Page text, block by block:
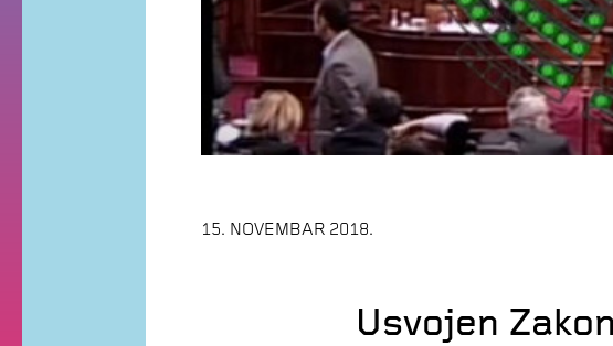
15. NOVEMBAR 2018.
Usvojen